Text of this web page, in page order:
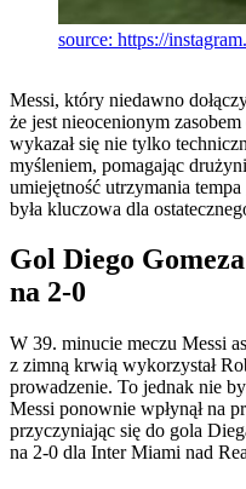
source: https://
Messi, który niedawno
że jest nieocenionym
wykazał się nie tylko
myśleniem, pomagając
umiejętność utrzymania
była kluczowa dla
Gol Diego
na 2-0
W 39. minucie meczu Messi
z zimną krwią wykorzystał
prowadzenie. To jednak nie
Messi ponownie wpłynął na
przyczyniając się do gola
na 2-0 dla Inter Miami nad